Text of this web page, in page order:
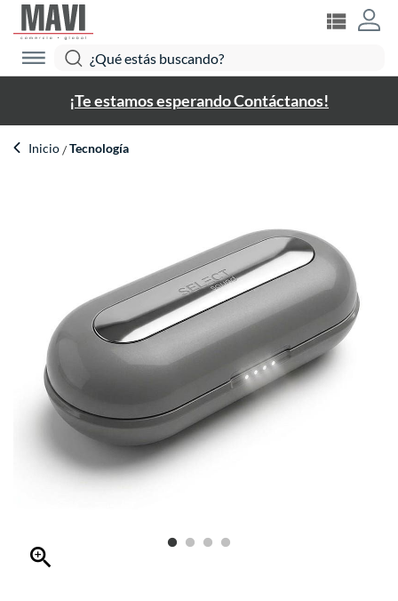
¡Te estamos esperando Contáctanos!
Inicio Tecnología
zoom_in